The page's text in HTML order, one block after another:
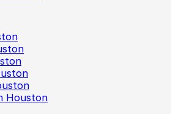
Houston